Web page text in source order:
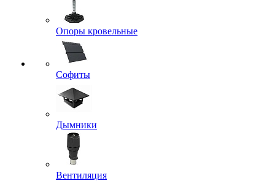
Опоры кровельные
Софиты
Дымники
Вентиляция